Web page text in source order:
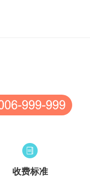
收费标准